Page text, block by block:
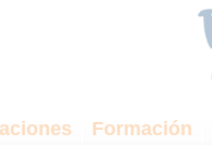
Formación